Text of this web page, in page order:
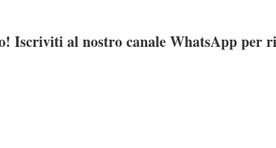
Iscriviti al nostro canale WhatsApp per